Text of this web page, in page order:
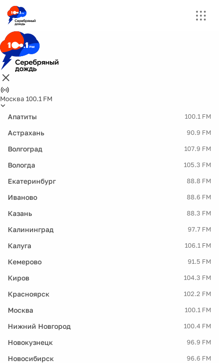
Москва 100.1 FM
Апатиты 100.1 FM
Астрахань 90.9 FM
Волгоград 107.9 FM
Вологда 105.3 FM
Екатеринбург 88.8 FM
Иваново 88.6 FM
Казань 88.3 FM
Калининград 97.7 FM
Калуга 106.1 FM
Кемерово 91.5 FM
Киров 104.3 FM
Красноярск 102.2 FM
Москва 100.1 FM
Нижний Новгород 100.4 FM
Новокузнецк 96.9 FM
Новосибирск 96.6 FM